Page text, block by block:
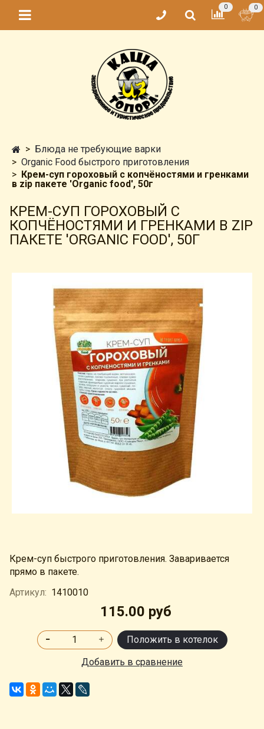
0 0
Блюда не требующие варки
Organic Food быстрого приготовления
Крем-суп гороховый с копчёностями и гренками
в zip пакете 'Organic food', 50г
КРЕМ-СУП ГОРОХОВЫЙ С
КОПЧЁНОСТЯМИ И ГРЕНКАМИ В ZIP
ПАКЕТЕ 'ORGANIC FOOD', 50Г
Крем-суп быстрого приготовления. Заваривается
прямо в пакете.
Артикул: 1410010
115.00 руб
Положить в котелок
Добавить в сравнение